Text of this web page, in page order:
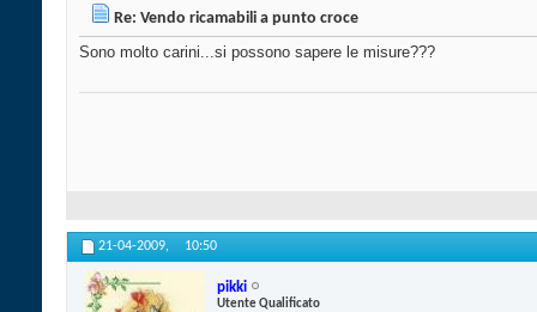
Re: Vendo ricamabili a punto croce
Sono molto carini...si possono sapere le misure???
21-04-2009, 10:50
pikki
Utente Qualificato